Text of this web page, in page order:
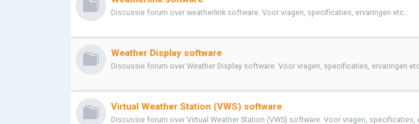
Discussie forum over weatherlink software. Voor vragen, specificaties, ervaringen etc..
Weather Display software
Discussie forum over Weather Display software. Voor vragen, specificaties, ervaringen
Virtual Weather Station (VWS) software
Discussie forum over Virtual Weather Station (VWS) software. Voor vragen, specificaties,